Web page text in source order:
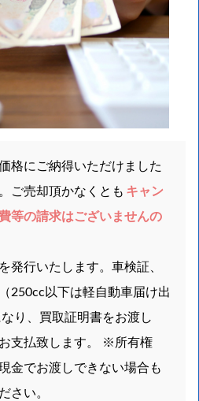
格にご納得いただけました
ご売却頂かなくとも キャン
等の請求はございませんの
発行いたします。車検証、
250cc以下は軽自動車届け出
り、買取証明書をお渡し
支払致します。 ※所有権
金でお渡しできない場合も
さい。